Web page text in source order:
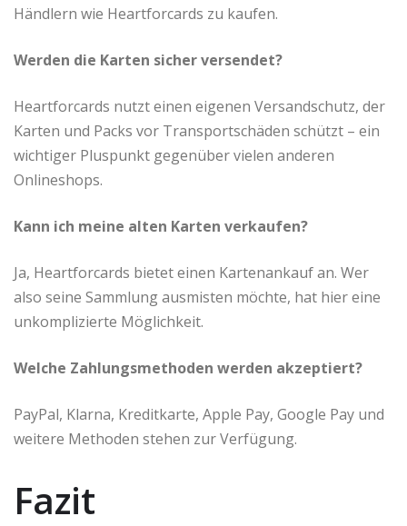
Händlern wie Heartforcards zu kaufen.
Werden die Karten sicher versendet?
Heartforcards nutzt einen eigenen Versandschutz, der
Karten und Packs vor Transportschäden schützt – ein
wichtiger Pluspunkt gegenüber vielen anderen
Onlineshops.
Kann ich meine alten Karten verkaufen?
Ja, Heartforcards bietet einen Kartenankauf an. Wer
also seine Sammlung ausmisten möchte, hat hier eine
unkomplizierte Möglichkeit.
Welche Zahlungsmethoden werden akzeptiert?
PayPal, Klarna, Kreditkarte, Apple Pay, Google Pay und
weitere Methoden stehen zur Verfügung.
Fazit